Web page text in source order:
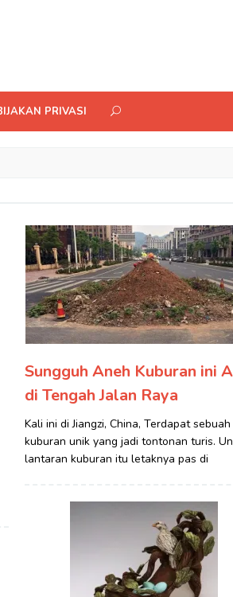
PRIVASI
Sungguh Aneh Kuburan ini
di Tengah Jalan Raya
Kali ini di Jiangzi, China, Terdapat sebuah
kuburan unik yang jadi tontonan turis.
lantaran kuburan itu letaknya pas di